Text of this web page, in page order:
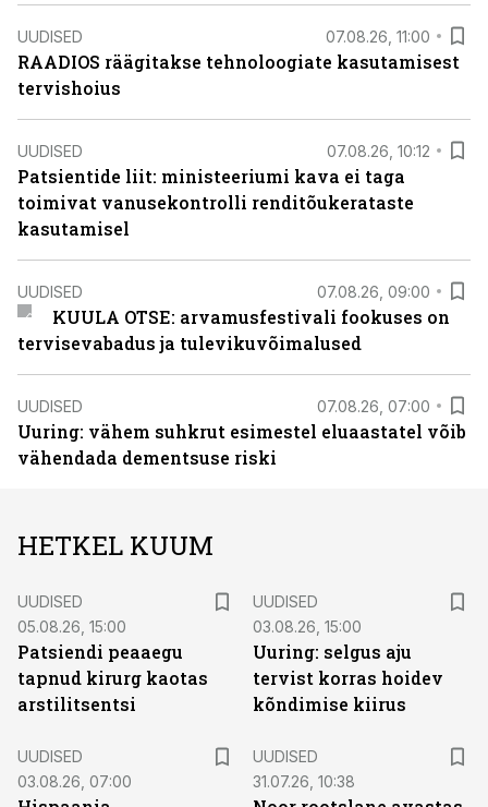
UUDISED 07.08.26, 11:00
RAADIOS räägitakse tehnoloogiate kasutamisest
tervishoius
UUDISED 07.08.26, 10:12
Patsientide liit: ministeeriumi kava ei taga
toimivat vanusekontrolli renditõukerataste
kasutamisel
UUDISED 07.08.26, 09:00
KUULA OTSE: arvamusfestivali fookuses on
tervisevabadus ja tulevikuvõimalused
UUDISED 07.08.26, 07:00
Uuring: vähem suhkrut esimestel eluaastatel võib
vähendada dementsuse riski
HETKEL KUUM
UUDISED
05.08.26, 15:00
Patsiendi peaaegu
tapnud kirurg kaotas
arstilitsentsi
UUDISED
03.08.26, 15:00
Uuring: selgus aju
tervist korras hoidev
kõndimise kiirus
UUDISED
03.08.26, 07:00
UUDISED
31.07.26, 10:38